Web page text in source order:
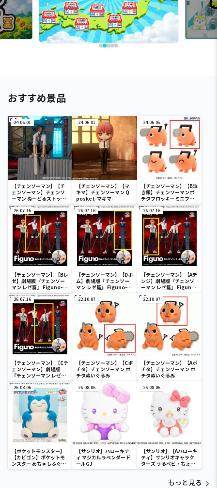
おすすめ景品
24.06.01
【チェンソーマン】【チ
ェンソーマン】チェンソ
ーマン ぬーどるストッパ
ーフィギュアーチェンソ
ーマンー
24.06.01
【チェンソーマン】【マ
キマ】チェンソーマン Q
posket-マキマ-
24.06.05
【チェンソーマン】【B泣
き顔】チェンソーマンポ
チタフロッキーミニフィ
ギュア
26.07.16
【チェンソーマン】【Bレ
ゼ】劇場版『チェンソー
マン レゼ篇』 Figuno-
DENJI＆REZE＆
CHAINSAW MAN＆
BOMB-
26.07.16
【チェンソーマン】【Dボ
ム】劇場版『チェンソー
マン レゼ篇』 Figuno-
CHAINSAW MAN＆
26.07.16
【チェンソーマン】【Aデ
ンジ】劇場版『チェンソ
ーマン レゼ篇』 Figuno-
CHAINSAW MAN＆
26.07.16
【チェンソーマン】【Cチ
ェンソーマン】劇場版
『チェンソーマン レゼ
篇』 Figuno-DENJI＆
REZE＆CHAINSAW MAN
＆BOMB-
22.10.07
【チェンソーマン】【Cポ
チタ】チェンソーマン ポ
チタぬいぐるみ
22.10.07
【チェンソーマン】【Aポ
チタ】チェンソーマン ポ
チタぬいぐるみ
26.08.06
【ポケットモンスター】
【カビゴン】ポケットモ
ンスター めちゃもふぐっ
と ほっこりいやされぬい
26.08.06
【サンリオ】ハローキテ
ィ マジカルラベンダード
ールGJ
26.08.06
【サンリオ】【Aハローキ
ティ】サンリオキャラク
ターズ うるベビ・ちょい
デカドール
もっと見る